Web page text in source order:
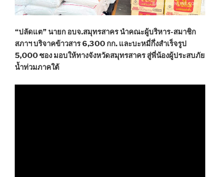
“ปลัดแต” นายก อบจ.สมุทรสาคร นำคณะผู้บริหาร-สมาชิก
สภาฯ บริจาคข้าวสาร 6,300 กก. และบะหมี่กึ่งสำเร็จรูป
5,000 ซอง มอบให้ทางจังหวัดสมุทรสาคร สู่พี่น้องผู้ประสบภัย
น้ำท่วมภาคใต้